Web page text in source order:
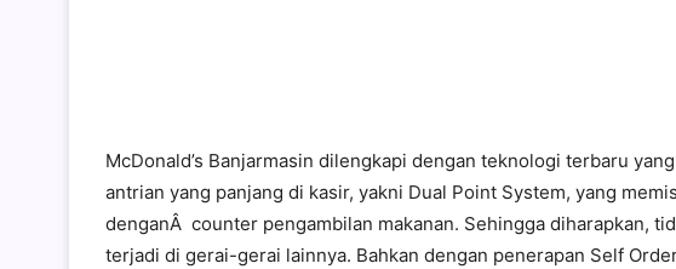
McDonald’s Banjarmasin dilengkapi dengan teknologi terbaru
antrian yang panjang di kasir, yakni Dual Point System, yang
denganÂ counter pengambilan makanan. Sehingga diharapkan,
terjadi di gerai-gerai lainnya. Bahkan dengan penerapan Self